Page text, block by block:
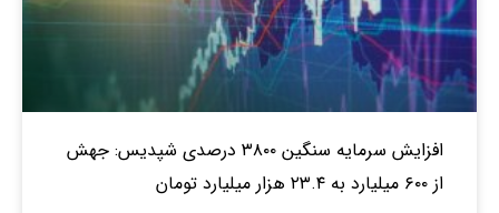
افزایش سرمایه سنگین ۳۸۰۰ درصدی شپدیس: جهش
از ۶۰۰ میلیارد به ۲۳.۴ هزار میلیارد تومان